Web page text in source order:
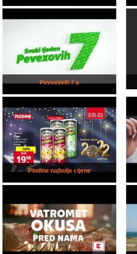
Pevexovih 7 a
Plodine najbolje cijene